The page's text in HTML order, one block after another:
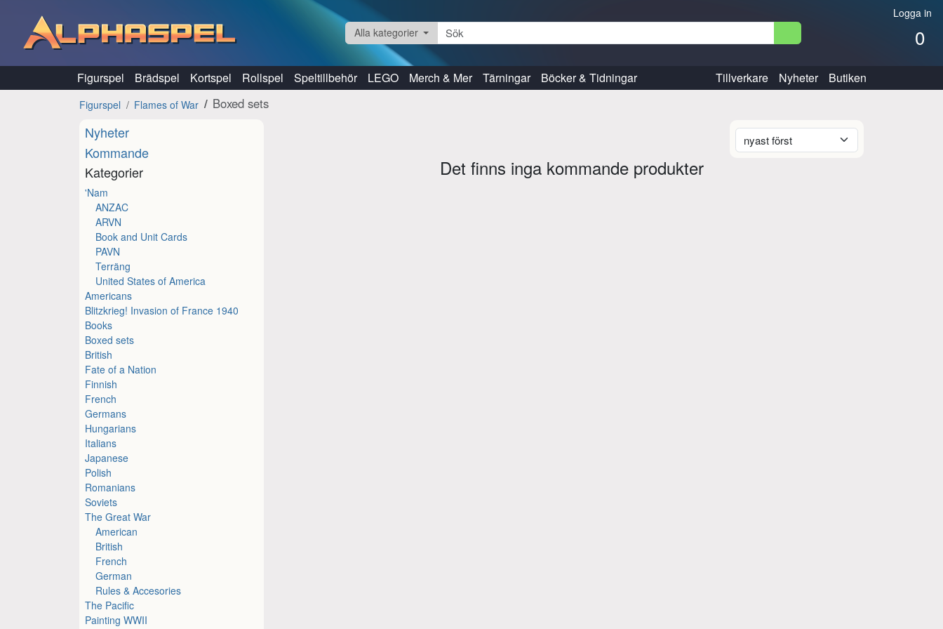
Logga in
0
Alla kategorier
Figurspel Brädspel Kortspel Rollspel Speltillbehör LEGO Merch & Mer Tärningar Böcker & Tidningar Tillverkare Nyheter Butiken
Figurspel Flames of War Boxed sets
Nyheter
Kommande
Kategorier
'Nam
ANZAC
ARVN
Book and Unit Cards
PAVN
Terräng
United States of America
Americans
Blitzkrieg! Invasion of France 1940
Books
Boxed sets
British
Fate of a Nation
Finnish
French
Germans
Hungarians
Italians
Japanese
Polish
Romanians
Soviets
The Great War
American
British
French
German
Rules & Accesories
The Pacific
Painting WWII
Det finns inga kommande produkter